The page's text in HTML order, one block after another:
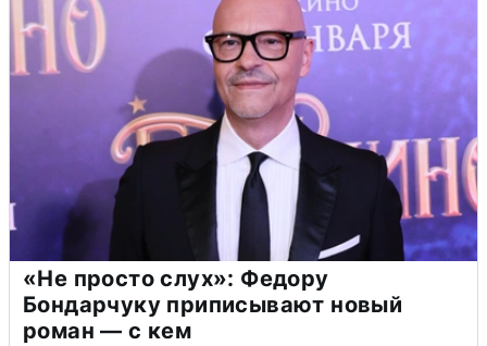
«Не просто слух»: Федору
Бондарчуку приписывают новый
роман — с кем